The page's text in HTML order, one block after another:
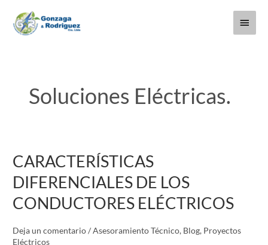
contenido
Menú
Soluciones Eléctricas.
CARACTERÍSTICAS
DIFERENCIALES DE LOS
CONDUCTORES ELÉCTRICOS
Deja un comentario/Asesoramiento Técnico, Blog, Proyectos
Eléctricos
CARACTERÍSTICAS
DE
LOS
ELÉCTRICOS